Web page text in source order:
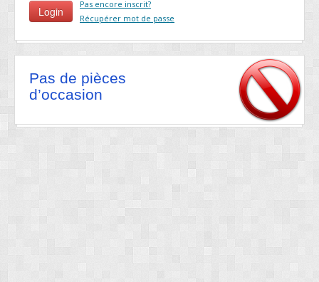
Pas encore inscrit?
Récupérer mot de passe
Pas de pièces
d’occasion